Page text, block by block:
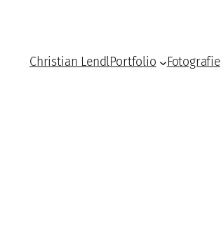
Christian LendlPortfolio Fotografie